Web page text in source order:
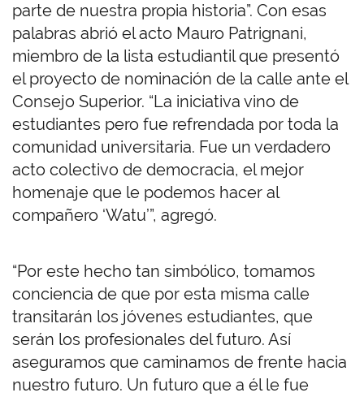
parte de nuestra propia historia”. Con esas
palabras abrió el acto Mauro Patrignani,
miembro de la lista estudiantil que presentó
el proyecto de nominación de la calle ante el
Consejo Superior. “La iniciativa vino de
estudiantes pero fue refrendada por toda la
comunidad universitaria. Fue un verdadero
acto colectivo de democracia, el mejor
homenaje que le podemos hacer al
compañero ‘Watu’”, agregó.
“Por este hecho tan simbólico, tomamos
conciencia de que por esta misma calle
transitarán los jóvenes estudiantes, que
serán los profesionales del futuro. Así
aseguramos que caminamos de frente hacia
nuestro futuro. Un futuro que a él le fue